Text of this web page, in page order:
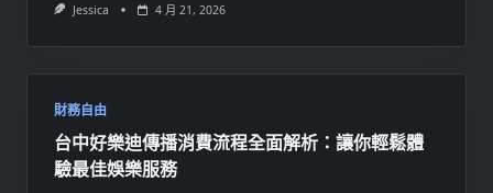
Jessica 4 月 21, 2026
財務自由
台中好樂迪傳播消費流程全面解析：讓你輕鬆體
驗最佳娛樂服務